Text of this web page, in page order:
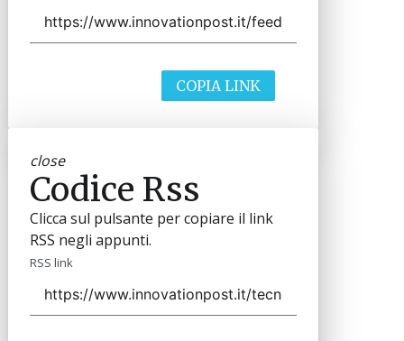
COPIA LINK
close
Codice Rss
Clicca sul pulsante per copiare il link
RSS negli appunti.
RSS link